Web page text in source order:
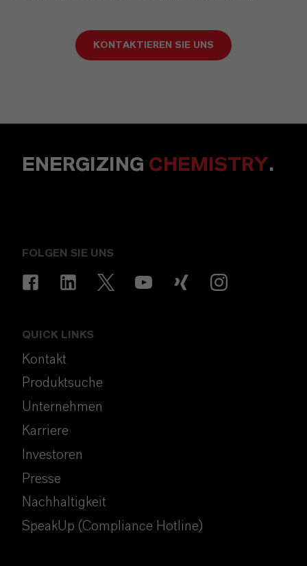
KONTAKTIEREN SIE UNS
ENERGIZING CHEMISTRY.
FOLGEN SIE UNS
QUICK LINKS
Kontakt
Produktsuche
Unternehmen
Karriere
Investoren
Presse
Nachhaltigkeit
SpeakUp (Compliance Hotline)